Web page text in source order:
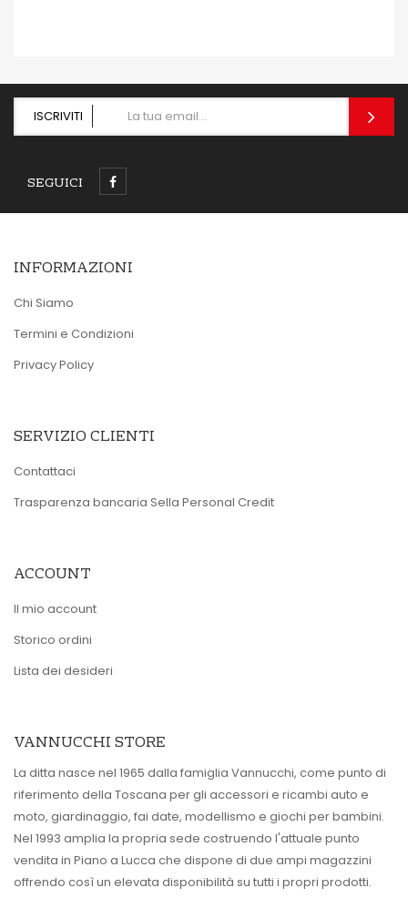
ISCRIVITI
SEGUICI
INFORMAZIONI
Chi Siamo
Termini e Condizioni
Privacy Policy
SERVIZIO CLIENTI
Contattaci
Trasparenza bancaria Sella Personal Credit
ACCOUNT
Il mio account
Storico ordini
Lista dei desideri
VANNUCCHI STORE
La ditta nasce nel 1965 dalla famiglia Vannucchi, come punto di
riferimento della Toscana per gli accessori e ricambi auto e
moto, giardinaggio, fai date, modellismo e giochi per bambini.
Nel 1993 amplia la propria sede costruendo l'attuale punto
vendita in Piano a Lucca che dispone di due ampi magazzini
offrendo così un elevata disponibilità su tutti i propri prodotti.